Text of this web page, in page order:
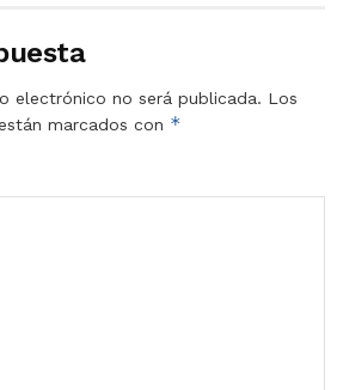
electrónico no será publicada. Los
marcados con *